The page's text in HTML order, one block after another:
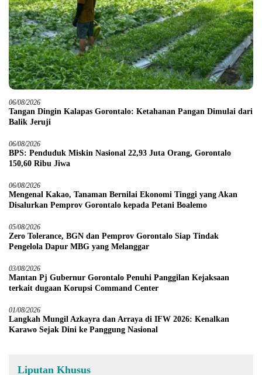
06/08/2026
Tangan Dingin Kalapas Gorontalo: Ketahanan Pangan Dimulai dari
Balik Jeruji
06/08/2026
BPS: Penduduk Miskin Nasional 22,93 Juta Orang, Gorontalo
150,60 Ribu Jiwa
06/08/2026
Mengenal Kakao, Tanaman Bernilai Ekonomi Tinggi yang Akan
Disalurkan Pemprov Gorontalo kepada Petani Boalemo
05/08/2026
Zero Tolerance, BGN dan Pemprov Gorontalo Siap Tindak
Pengelola Dapur MBG yang Melanggar
03/08/2026
Mantan Pj Gubernur Gorontalo Penuhi Panggilan Kejaksaan
terkait dugaan Korupsi Command Center
01/08/2026
Langkah Mungil Azkayra dan Arraya di IFW 2026: Kenalkan
Karawo Sejak Dini ke Panggung Nasional
Liputan Khusus